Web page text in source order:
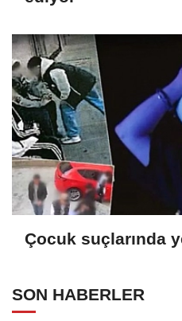
Çocuk suçlarında
SON HABERLER